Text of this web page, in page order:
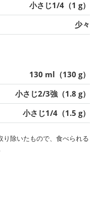
小さじ1/4（1 g）
少々
130 ml（130 g）
小さじ2/3強（1.8 g）
小さじ1/4（1.5 g）
除いたもので、食べられる